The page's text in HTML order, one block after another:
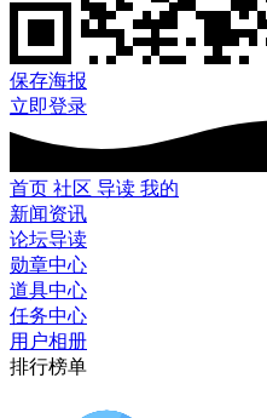
保存海报
立即登录
首页 社区 导读 我的
新闻资讯
论坛导读
勋章中心
道具中心
任务中心
用户相册
排行榜单